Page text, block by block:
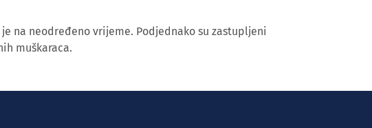
na neodređeno vrijeme. Podjednako su zastupljeni
muškaraca.